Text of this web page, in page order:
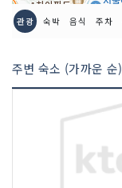
관광 숙박 음식 주차
주변 숙소 (가까운 순)